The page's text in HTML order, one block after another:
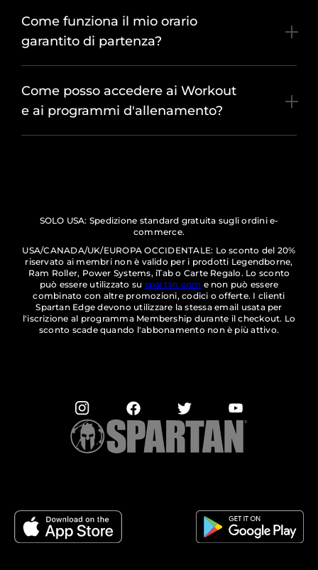
Come funziona il mio orario
garantito di partenza?
Come posso accedere ai Workout
e ai programmi d'allenamento?
SOLO USA: Spedizione standard gratuita sugli ordini e-
commerce.
USA/CANADA/UK/EUROPA OCCIDENTALE: Lo sconto del 20%
riservato ai membri non è valido per i prodotti Legendborne,
Ram Roller, Power Systems, iTab o Carte Regalo. Lo sconto
può essere utilizzato su spartan.com e non può essere
combinato con altre promozioni, codici o offerte. I clienti
Spartan Edge devono utilizzare la stessa email usata per
l'iscrizione al programma Membership durante il checkout. Lo
sconto scade quando l'abbonamento non è più attivo.